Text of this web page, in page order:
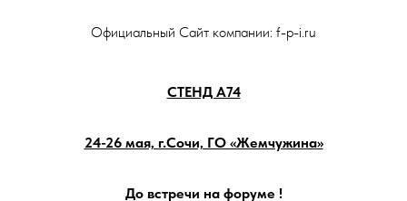
Официальный Сайт компании: f-p-i.ru
СТЕНД А74
24-26 мая, г.Сочи, ГО «Жемчужина»
До встречи на форуме !